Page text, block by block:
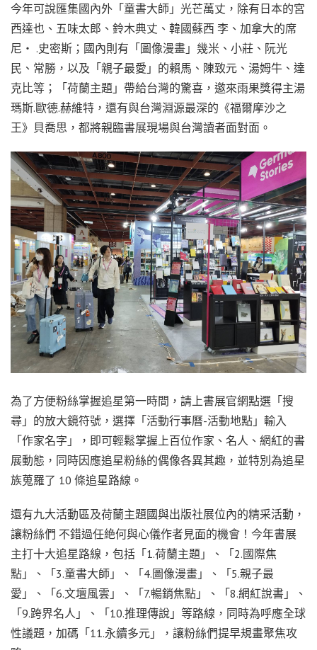
今年可說匯集國內外「童書大師」光芒萬丈，除有日本的宮
西達也、五味太郎、鈴木典丈、韓國蘇西 李、加拿大的席
尼‧ .史密斯；國內則有「圖像漫畫」幾米、小莊、阮光
民、常勝，以及「親子最愛」的賴馬、陳致元、湯姆牛、達
克比等；「荷蘭主題」帶給台灣的驚喜，邀來雨果獎得主湯
瑪斯.歐德.赫維特，還有與台灣淵源最深的《福爾摩沙之
王》貝喬思，都將親臨書展現場與台灣讀者面對面。
為了方便粉絲掌握追星第一時間，請上書展官網點選「搜
尋」的放大鏡符號，選擇「活動行事曆-活動地點」輸入
「作家名字」，即可輕鬆掌握上百位作家、名人、網紅的書
展動態，同時因應追星粉絲的偶像各異其趣，並特別為追星
族蒐羅了 10 條追星路線。
還有九大活動區及荷蘭主題國與出版社展位內的精采活動，
讓粉絲們 不錯過任絶何與心儀作者見面的機會！今年書展
主打十大追星路線，包括「1.荷蘭主題」、「2.國際焦
點」、「3.童書大師」、「4.圖像漫畫」、「5.親子最
愛」、「6.文壇風雲」、「7.暢銷焦點」、「8.網紅說書」、
「9.跨界名人」、「10.推理傳說」等路線，同時為呼應全球
性議題，加碼「11.永續多元」，讓粉絲們提早規畫聚焦攻